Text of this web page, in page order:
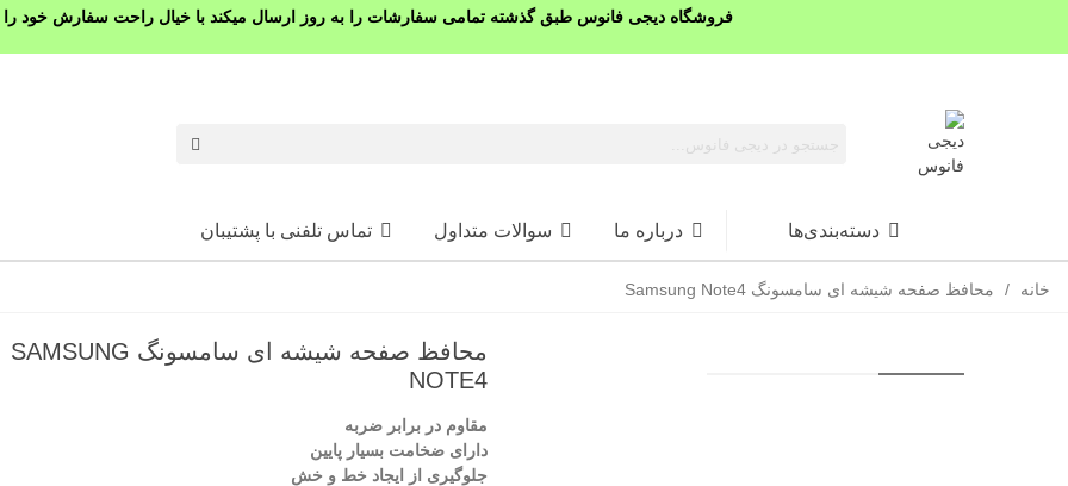
فروشگاه دیجی فانوس طبق گذشته تمامی سفارشات را به روز ارسال میکند با خیال راحت سفارش خود را
دسته‌بندی‌ها درباره ما سوالات متداول تماس تلفنی با پشتیبان
خانه / محافظ صفحه شیشه ای سامسونگ Samsung Note4
محافظ صفحه شیشه ای سامسونگ SAMSUNG
NOTE4
مقاوم در برابر ضربه
دارای ضخامت بسیار پایین
جلوگیری از ایجاد خط و خش